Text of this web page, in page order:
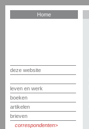
Home
deze website
leven en werk
boeken
artikelen
brieven
correspondenten